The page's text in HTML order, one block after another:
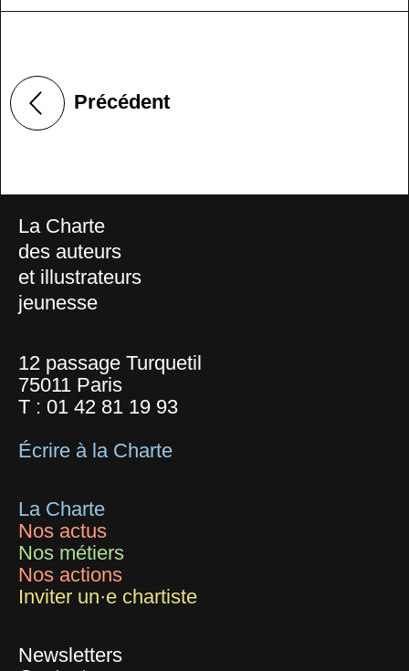
Précédent
La Charte
des auteurs
et illustrateurs
jeunesse
12 passage Turquetil
75011 Paris
T : 01 42 81 19 93
Écrire à la Charte
La Charte
Nos actus
Nos métiers
Nos actions
Inviter un·e chartiste
Newsletters